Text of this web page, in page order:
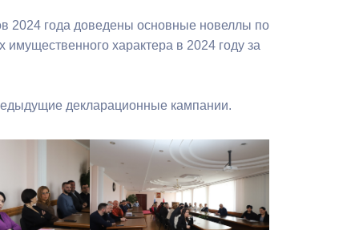
2024 года доведены основные новеллы по
характера в 2024 году за
декларационные кампании.